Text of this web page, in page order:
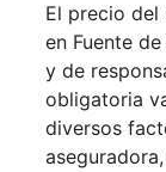
El precio del
en Fuente
y de
obligatoria
diversos